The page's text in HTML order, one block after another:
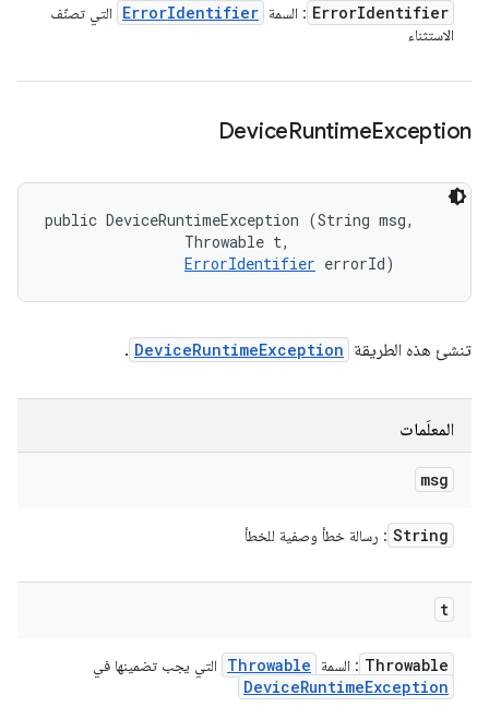
ErrorIdentifier : السمة ErrorIdentifier
التي تصنّف
الاستثناء
DeviceRuntimeException
public DeviceRuntimeException (String msg,
                Throwable t,
ErrorIdentifier errorId)
تنشئ هذه الطريقة DeviceRuntimeException
.
المعلَمات
msg
String : رسالة خطأ وصفية للخطأ
t
Throwable : السمة Throwable التي يجب تضمينها في
DeviceRuntimeException